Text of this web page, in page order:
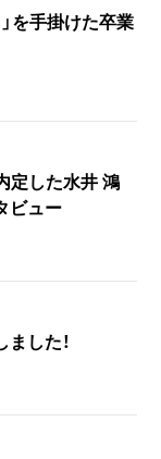
を手掛けた卒業
定した水井 鴻
ビュー
した！